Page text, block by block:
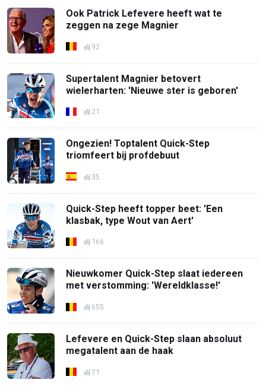
Ook Patrick Lefevere heeft wat te
zeggen na zege Magnier
92
Supertalent Magnier betovert
wielerharten: 'Nieuwe ster is geboren'
21
Ongezien! Toptalent Quick-Step
triomfeert bij profdebuut
35
Quick-Step heeft topper beet: 'Een
klasbak, type Wout van Aert'
166
Nieuwkomer Quick-Step slaat iedereen
met verstomming: 'Wereldklasse!'
655
Lefevere en Quick-Step slaan absoluut
megatalent aan de haak
71